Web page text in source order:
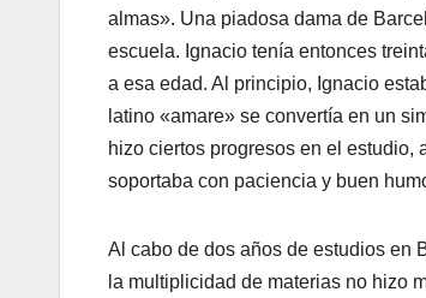
almas». Una piadosa dama de
escuela. Ignacio tenía entonces
a esa edad. Al principio, Ignacio
latino «amare» se convertía en un
hizo ciertos progresos en el
soportaba con paciencia y buen
Al cabo de dos años de estudios en
la multiplicidad de materias no hizo